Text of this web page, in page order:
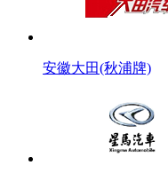
安徽大田(秋浦牌)